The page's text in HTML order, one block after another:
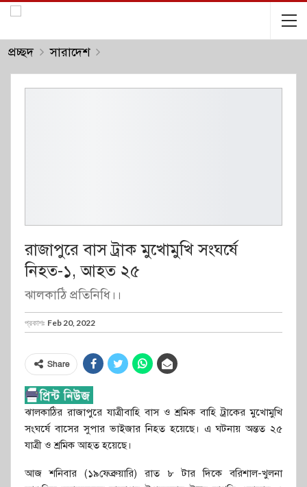
প্রচ্ছদ সারাদেশ
রাজাপুরে বাস ট্রাক মুখোমুখি সংঘর্ষে
নিহত-১, আহত ২৫
ঝালকাঠি প্রতিনিধি।।
প্রকাশঃ Feb 20, 2022
Share
ঝালকাঠির রাজাপুরে যাত্রীবাহি বাস ও শ্রমিক বাহি ট্রাকের মুখোমুখি
সংঘর্ষে বাসের সুপার ভাইজার নিহত হয়েছে। এ ঘটনায় অন্তত ২৫
যাত্রী ও শ্রমিক আহত হয়েছে।
আজ শনিবার (১৯ফেব্রুয়ারি) রাত ৮ টার দিকে বরিশাল-খুলনা